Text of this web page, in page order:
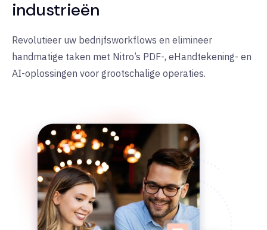
industrieën
Revolutieer uw bedrijfsworkflows en elimineer
handmatige taken met Nitro’s PDF-, eHandtekening- en
AI-oplossingen voor grootschalige operaties.